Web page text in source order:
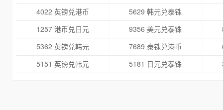
4022 英镑兑港币
5629 韩元兑泰铢
1257 港币兑日元
9356 美元兑泰铢
5362 英镑兑韩元
7689 泰铢兑港币
5151 英镑兑韩元
5181 日元兑泰铢